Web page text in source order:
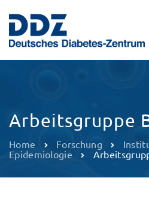
Arbeitsgruppe
Home Forschung
Epidemiologie